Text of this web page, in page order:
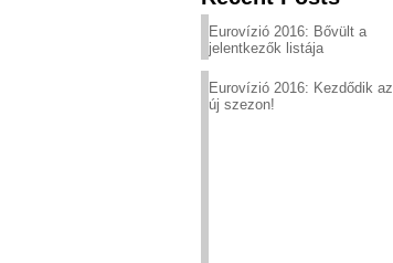
Eurovízió 2016: Bővült a
jelentkezők listája
Eurovízió 2016: Kezdődik az
új szezon!